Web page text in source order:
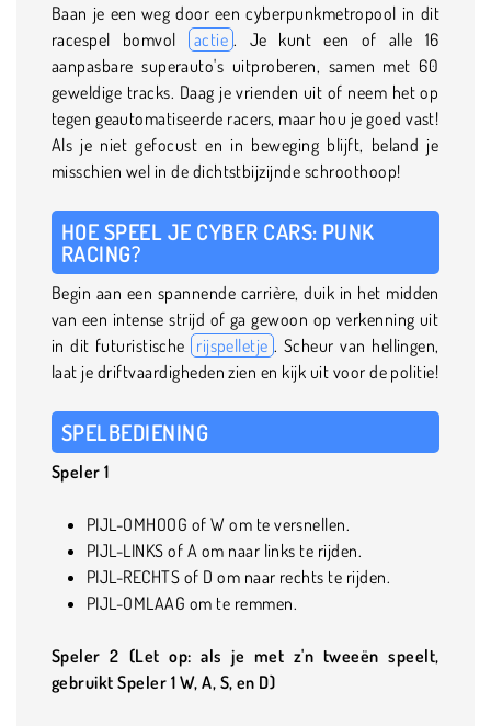
Baan je een weg door een cyberpunkmetropool in dit
racespel bomvol
actie . Je kunt een of alle 16
aanpasbare superauto's uitproberen, samen met 60
geweldige tracks. Daag je vrienden uit of neem het op
tegen geautomatiseerde racers, maar hou je goed vast!
Als je niet gefocust en in beweging blijft, beland je
misschien wel in de dichtstbijzijnde schroothoop!
HOE SPEEL JE CYBER CARS: PUNK
RACING?
Begin aan een spannende carrière, duik in het midden
van een intense strijd of ga gewoon op verkenning uit
in dit futuristische rijspelletje . Scheur van hellingen,
laat je driftvaardigheden zien en kijk uit voor de politie!
SPELBEDIENING
Speler 1
PIJL-OMHOOG of W om te versnellen.
PIJL-LINKS of A om naar links te rijden.
PIJL-RECHTS of D om naar rechts te rijden.
PIJL-OMLAAG om te remmen.
Speler 2 (Let op: als je met z'n tweeën speelt,
gebruikt Speler 1 W, A, S, en D)